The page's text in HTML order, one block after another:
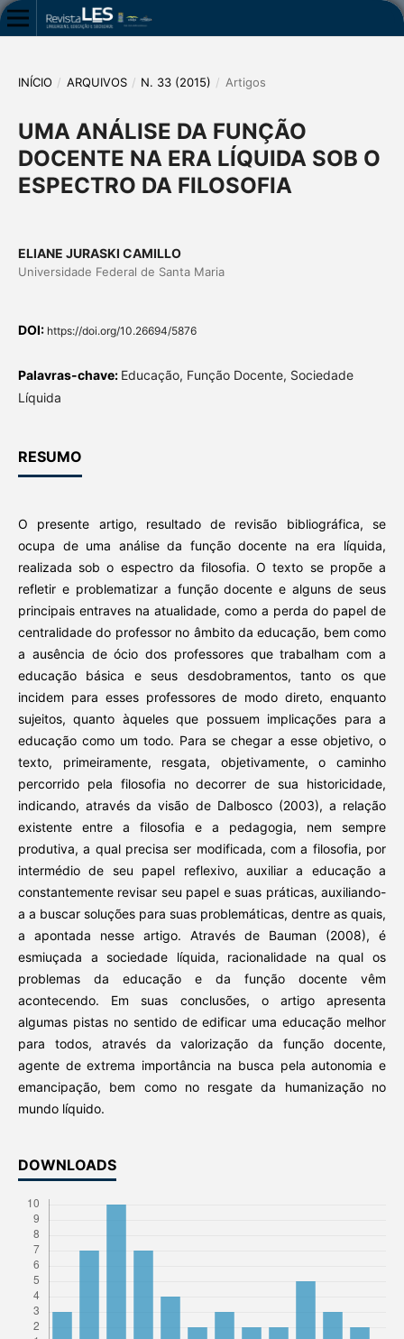
INÍCIO / ARQUIVOS / N. 33 (2015) / Artigos
UMA ANÁLISE DA FUNÇÃO
DOCENTE NA ERA LÍQUIDA SOB O
ESPECTRO DA FILOSOFIA
ELIANE JURASKI CAMILLO
Universidade Federal de Santa Maria
DOI: https://doi.org/10.26694/5876
Palavras-chave: Educação, Função Docente, Sociedade
Líquida
RESUMO
O presente artigo, resultado de revisão bibliográfica, se
ocupa de uma análise da função docente na era líquida,
realizada sob o espectro da filosofia. O texto se propõe a
refletir e problematizar a função docente e alguns de seus
principais entraves na atualidade, como a perda do papel de
centralidade do professor no âmbito da educação, bem como
a ausência de ócio dos professores que trabalham com a
educação básica e seus desdobramentos, tanto os que
incidem para esses professores de modo direto, enquanto
sujeitos, quanto àqueles que possuem implicações para a
educação como um todo. Para se chegar a esse objetivo, o
texto, primeiramente, resgata, objetivamente, o caminho
percorrido pela filosofia no decorrer de sua historicidade,
indicando, através da visão de Dalbosco (2003), a relação
existente entre a filosofia e a pedagogia, nem sempre
produtiva, a qual precisa ser modificada, com a filosofia, por
intermédio de seu papel reflexivo, auxiliar a educação a
constantemente revisar seu papel e suas práticas, auxiliando-
a a buscar soluções para suas problemáticas, dentre as quais,
a apontada nesse artigo. Através de Bauman (2008), é
esmiuçada a sociedade líquida, racionalidade na qual os
problemas da educação e da função docente vêm
acontecendo. Em suas conclusões, o artigo apresenta
algumas pistas no sentido de edificar uma educação melhor
para todos, através da valorização da função docente,
agente de extrema importância na busca pela autonomia e
emancipação, bem como no resgate da humanização no
mundo líquido.
DOWNLOADS